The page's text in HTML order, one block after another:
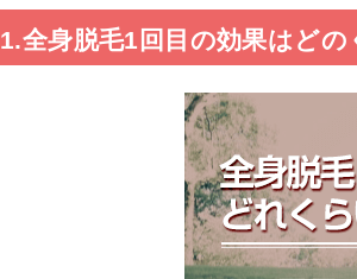
1.全身脱毛1回目の効果はどの